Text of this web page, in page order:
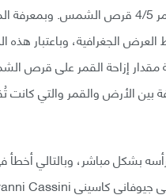
نفس التوقيت بجنوب مدينة الإسكندرية بمصر حجب القمر 4/
كم أو 9 درجات على خطوط العرض الجغرافية،
إزاحة القمر على قرص
بشكل مباشر، وبالتالي